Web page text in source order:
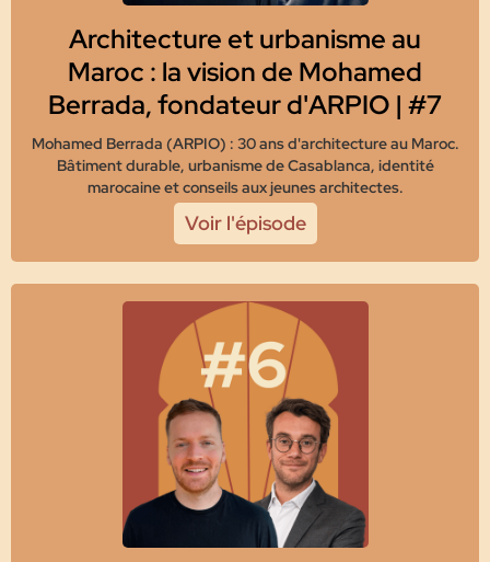
Architecture et urbanisme au
Maroc : la vision de Mohamed
Berrada, fondateur d'ARPIO | #7
Mohamed Berrada (ARPIO) : 30 ans d'architecture au Maroc.
Bâtiment durable, urbanisme de Casablanca, identité
marocaine et conseils aux jeunes architectes.
Voir l'épisode